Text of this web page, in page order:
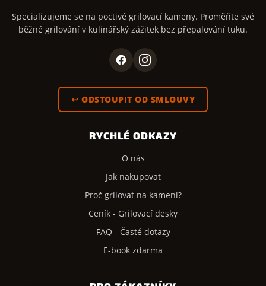
Specializujeme se na poctivé grilovací kameny. Proměňte své
běžné grilování v kulinářský zážitek bez přepalování tuku.
↩ ODSTOUPIT OD SMLOUVY
RYCHLÉ ODKAZY
O nás
Jak nakupovat
Proč grilovat na kameni?
Ceník - Grilovací desky
FAQ - Časté dotazy
E-book zdarma